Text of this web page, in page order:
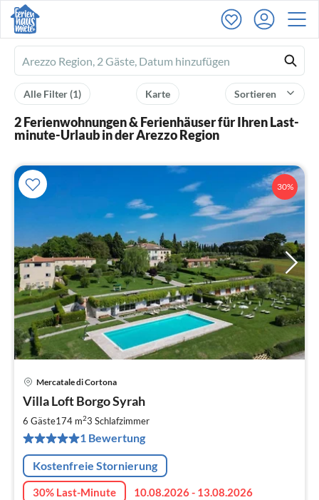
Ferienhausmiete
logo
Sortieren
Karte
Alle Filter(1)
2 Ferienwohnungen & Ferienhäuser für Ihren Last-
minute-Urlaub in der Arezzo Region
30%
Mercatale di Cortona
Villa Loft Borgo Syrah
6 Gäste174 m23 Schlafzimmer
1 Bewertung
Kostenfreie Stornierung
30% Last-Minute
10.08.2026 - 13.08.2026